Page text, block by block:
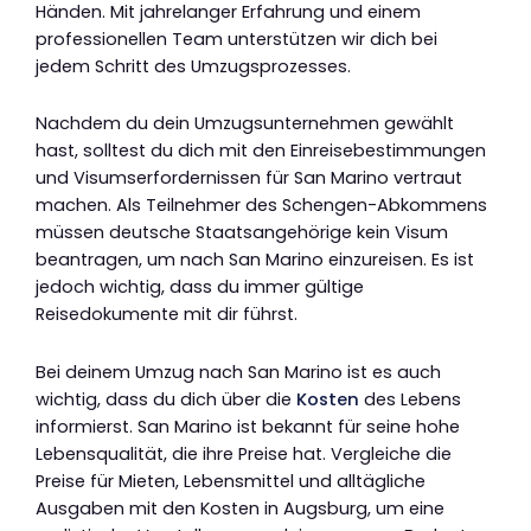
Händen. Mit jahrelanger Erfahrung und einem
professionellen Team unterstützen wir dich bei
jedem Schritt des Umzugsprozesses.
Nachdem du dein Umzugsunternehmen gewählt
hast, solltest du dich mit den Einreisebestimmungen
und Visumserfordernissen für San Marino vertraut
machen. Als Teilnehmer des Schengen-Abkommens
müssen deutsche Staatsangehörige kein Visum
beantragen, um nach San Marino einzureisen. Es ist
jedoch wichtig, dass du immer gültige
Reisedokumente mit dir führst.
Bei deinem Umzug nach San Marino ist es auch
wichtig, dass du dich über die Kosten des Lebens
informierst. San Marino ist bekannt für seine hohe
Lebensqualität, die ihre Preise hat. Vergleiche die
Preise für Mieten, Lebensmittel und alltägliche
Ausgaben mit den Kosten in Augsburg, um eine